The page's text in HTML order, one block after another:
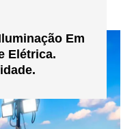
Em
Elétrica.